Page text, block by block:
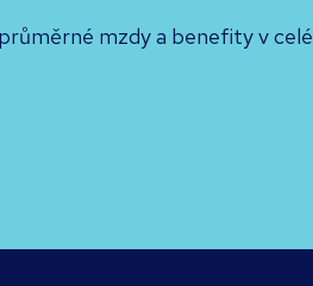
mzdy a benefity v